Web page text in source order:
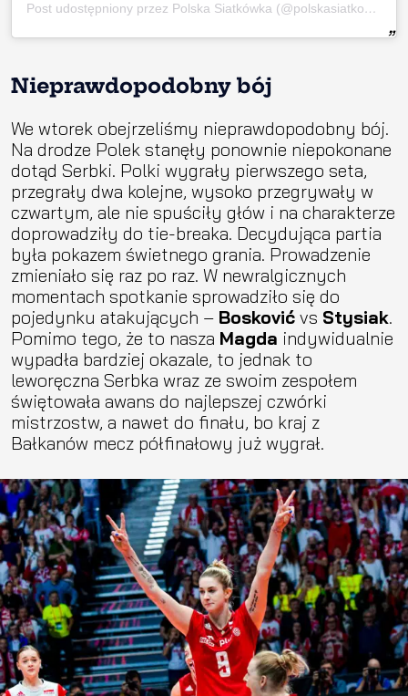
Post udostępniony przez Polska Siatkówka (@polskasiatkowka_official)
Nieprawdopodobny bój
We wtorek obejrzeliśmy nieprawdopodobny bój.
Na drodze Polek stanęły ponownie niepokonane
dotąd Serbki. Polki wygrały pierwszego seta,
przegrały dwa kolejne, wysoko przegrywały w
czwartym, ale nie spuściły głów i na charakterze
doprowadziły do tie-breaka. Decydująca partia
była pokazem świetnego grania. Prowadzenie
zmieniało się raz po raz. W newralgicznych
momentach spotkanie sprowadziło się do
pojedynku atakujących – Bosković vs Stysiak.
Pomimo tego, że to nasza Magda indywidualnie
wypadła bardziej okazale, to jednak to
leworęczna Serbka wraz ze swoim zespołem
świętowała awans do najlepszej czwórki
mistrzostw, a nawet do finału, bo kraj z
Bałkanów mecz półfinałowy już wygrał.